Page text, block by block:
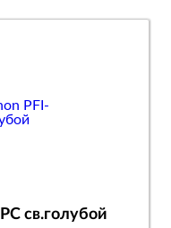
св.голубой